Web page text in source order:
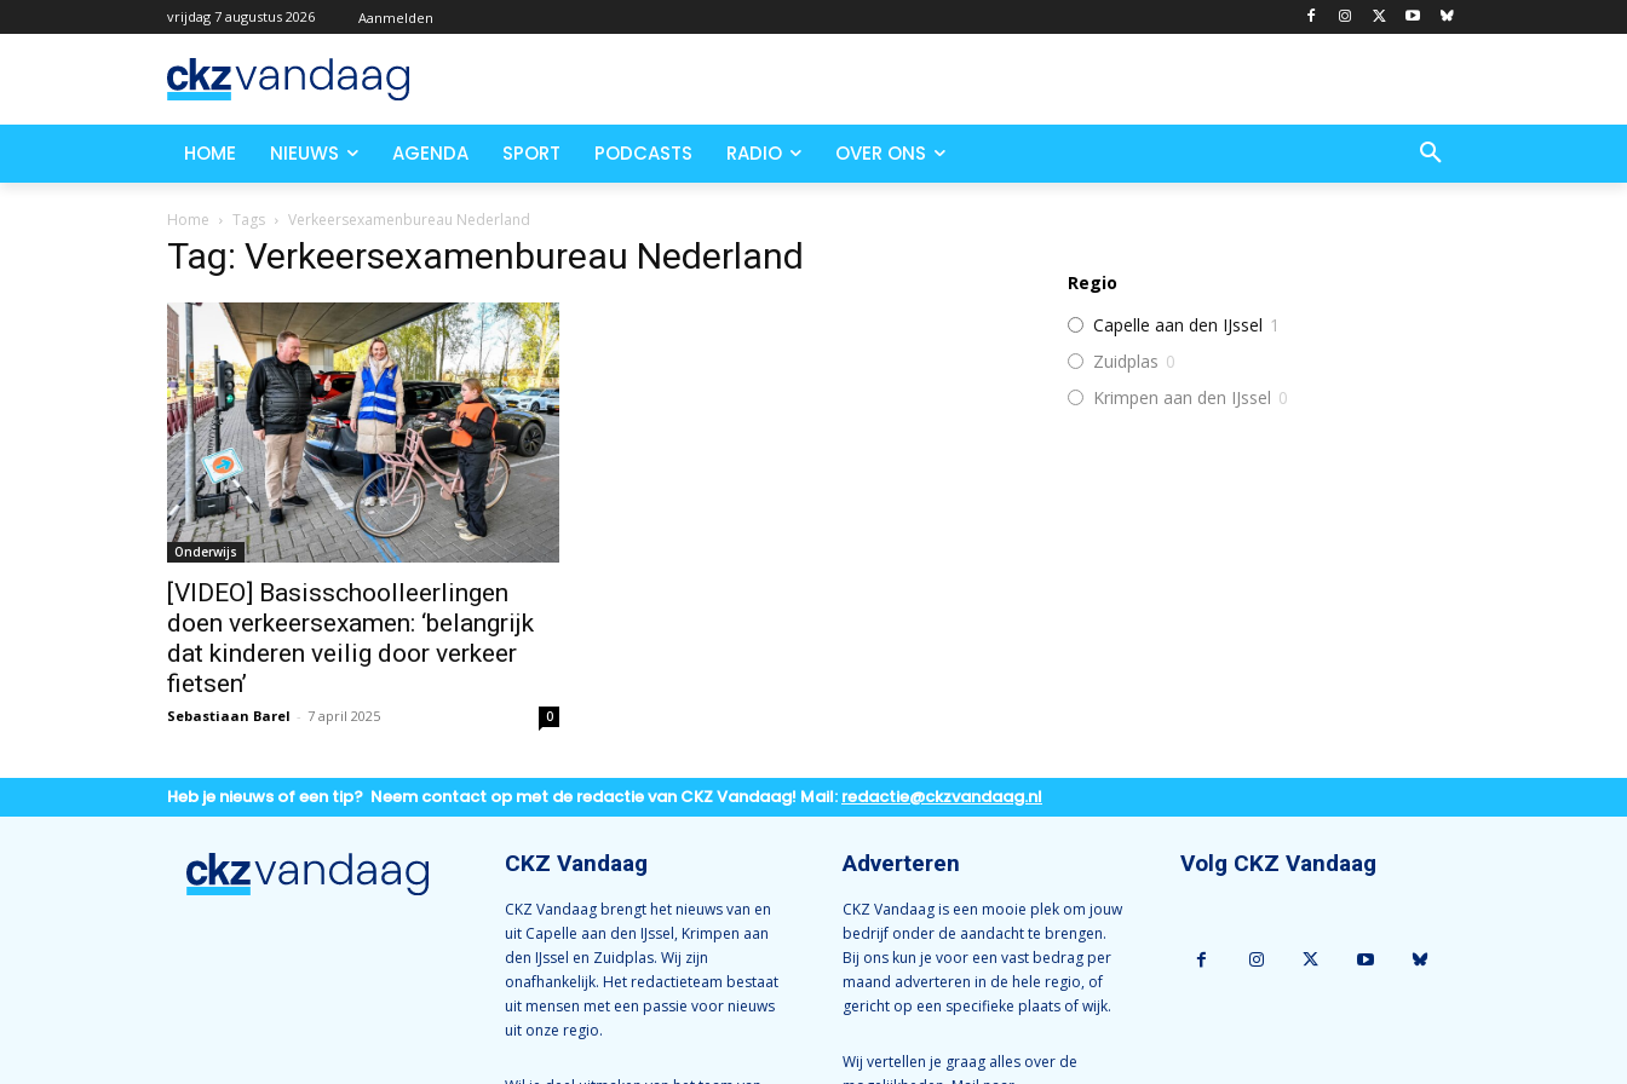
vrijdag 7 augustus 2026 Aanmelden
HOME NIEUWS AGENDA SPORT PODCASTS RADIO OVER ONS
Home Tags Verkeersexamenbureau Nederland
Tag: Verkeersexamenbureau Nederland
Onderwijs
[VIDEO] Basisschoolleerlingen
doen verkeersexamen: ‘belangrijk
dat kinderen veilig door verkeer
fietsen’
Sebastiaan Barel - 7 april 2025 0
Regio
Capelle aan den IJssel 1
Zuidplas 0
Krimpen aan den IJssel 0
Heb je nieuws of een tip? Neem contact op met de redactie van CKZ Vandaag! Mail: redactie@ckzvandaag.nl
CKZ Vandaag
CKZ Vandaag brengt het nieuws van en
uit Capelle aan den IJssel, Krimpen aan
den IJssel en Zuidplas. Wij zijn
onafhankelijk. Het redactieteam bestaat
uit mensen met een passie voor nieuws
uit onze regio.
Adverteren
CKZ Vandaag is een mooie plek om jouw
bedrijf onder de aandacht te brengen.
Bij ons kun je voor een vast bedrag per
maand adverteren in de hele regio, of
gericht op een specifieke plaats of wijk.
Wij vertellen je graag alles over de
Volg CKZ Vandaag